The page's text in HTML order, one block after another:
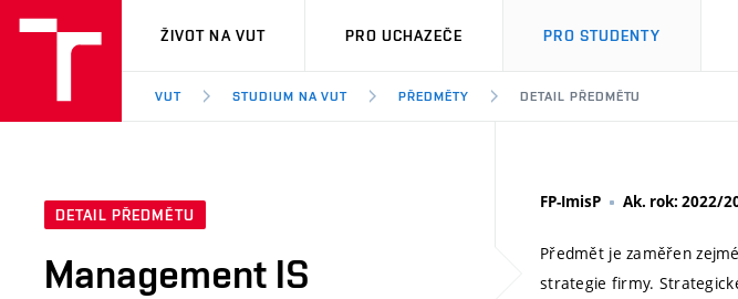
VUT
ŽIVOT NA VUT PRO UCHAZEČE PRO STUDENTY
VUT STUDIUM NA VUT PŘEDMĚTY DETAIL PŘEDMĚTU
DETAIL PŘEDMĚTU
Management IS
FP-ImisP Ak. rok: 2022/
Předmět je zaměřen
strategie firmy.